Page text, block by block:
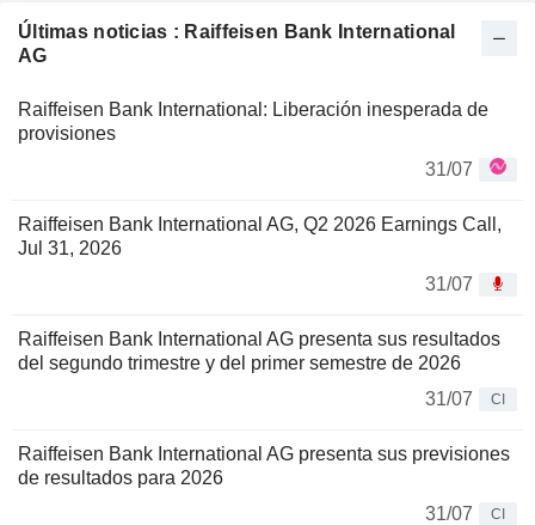
Últimas noticias : Raiffeisen Bank International
AG
Raiffeisen Bank International: Liberación inesperada de
provisiones
31/07
Raiffeisen Bank International AG, Q2 2026 Earnings Call,
Jul 31, 2026
31/07
Raiffeisen Bank International AG presenta sus resultados
del segundo trimestre y del primer semestre de 2026
31/07
CI
Raiffeisen Bank International AG presenta sus previsiones
de resultados para 2026
31/07
CI